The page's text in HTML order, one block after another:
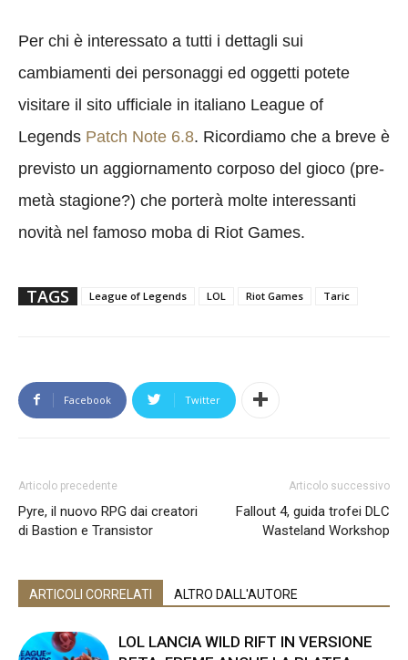
Per chi è interessato a tutti i dettagli sui
cambiamenti dei personaggi ed oggetti potete
visitare il sito ufficiale in italiano League of
Legends Patch Note 6.8. Ricordiamo che a breve è
previsto un aggiornamento corposo del gioco (pre-
metà stagione?) che porterà molte interessanti
novità nel famoso moba di Riot Games.
TAGS League of Legends LOL Riot Games Taric
Facebook Twitter
Articolo precedente
Pyre, il nuovo RPG dai creatori
di Bastion e Transistor
Articolo successivo
Fallout 4, guida trofei DLC
Wasteland Workshop
ARTICOLI CORRELATI ALTRO DALL'AUTORE
LOL LANCIA WILD RIFT IN VERSIONE